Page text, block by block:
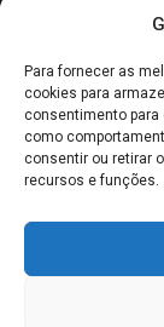
Para fornecer as
cookies para
consentimento
como
consentir ou retirar
recursos e funções.
informativo,
interpretadas